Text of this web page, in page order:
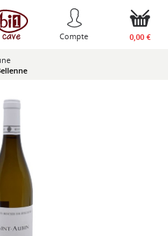
Compte 0,00 €